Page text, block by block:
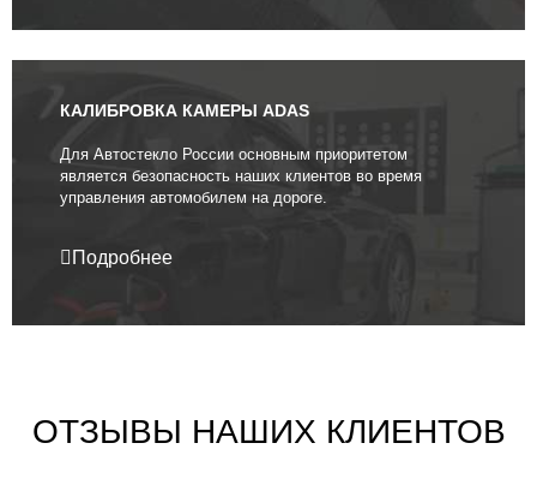
КАЛИБРОВКА КАМЕРЫ ADAS
Для Автостекло России основным приоритетом
является безопасность наших клиентов во время
управления автомобилем на дороге.
Подробнее
ОТЗЫВЫ НАШИХ КЛИЕНТОВ